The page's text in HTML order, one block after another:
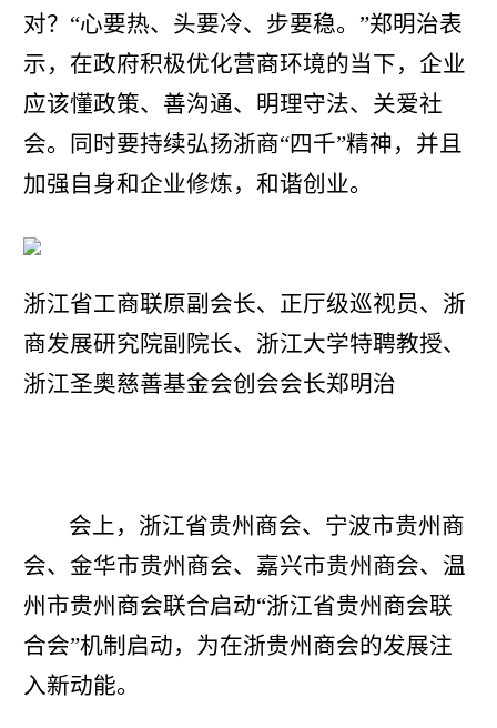
对？“心要热、头要冷、步要稳。”郑明治表
示，在政府积极优化营商环境的当下，企业
应该懂政策、善沟通、明理守法、关爱社
会。同时要持续弘扬浙商“四千”精神，并且
加强自身和企业修炼，和谐创业。
浙江省工商联原副会长、正厅级巡视员、浙
商发展研究院副院长、浙江大学特聘教授、
浙江圣奥慈善基金会创会会长郑明治
会上，浙江省贵州商会、宁波市贵州商
会、金华市贵州商会、嘉兴市贵州商会、温
州市贵州商会联合启动“浙江省贵州商会联
合会”机制启动，为在浙贵州商会的发展注
入新动能。